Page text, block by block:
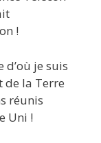
!
je suis
de la Terre
réunis
Uni !